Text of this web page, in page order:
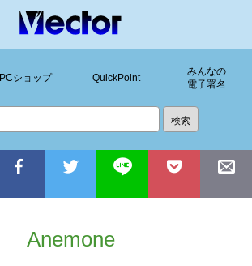
PCショップ QuickPoint
みんなの
電子署名
Anemone